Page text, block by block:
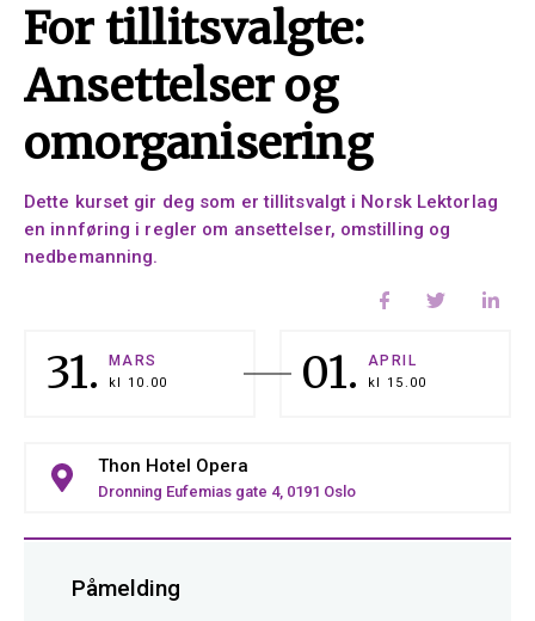
For tillitsvalgte:
Ansettelser og
omorganisering
Dette kurset gir deg som er tillitsvalgt i Norsk Lektorlag
en innføring i regler om ansettelser, omstilling og
nedbemanning.
31. MARS
kl 10.00 01. APRIL
kl 15.00
Thon Hotel Opera
Dronning Eufemias gate 4, 0191 Oslo
Påmelding